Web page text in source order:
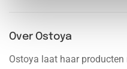
Over Ostoya
Ostoya laat haar